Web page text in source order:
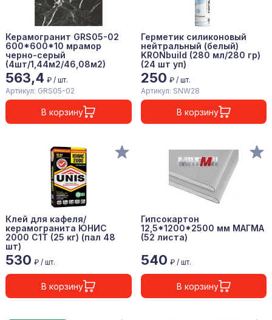
Керамогранит GRS05-02
600*600*10 мрамор
черно-серый
(4шт/1,44м2/46,08м2)
563,4 ₽ / шт.
Артикул: GRS05-02
В корзину
Герметик силиконовый
нейтральный (белый)
KRONbuild (280 мл/280 гр)
(24 шт уп)
250 ₽ / шт.
Артикул: SNW28
В корзину
Клей для кафеля/
керамогранита ЮНИС
2000 С1Т (25 кг) (пал 48
шт)
530 ₽ / шт.
В корзину
Гипсокартон
12,5*1200*2500 мм МАГМА
(52 листа)
540 ₽ / шт.
В корзину